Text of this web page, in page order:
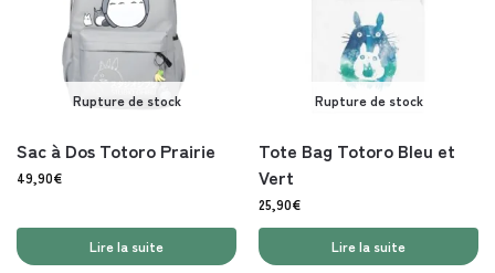
Rupture de stock
Sac à Dos Totoro Prairie
49,90€
Lire la suite
Rupture de stock
Tote Bag Totoro Bleu et
Vert
25,90€
Lire la suite